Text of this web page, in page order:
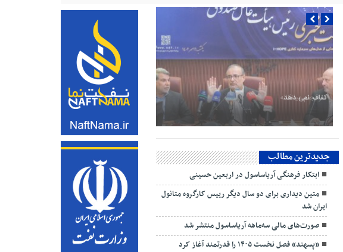
سرانجام میانکاله
جدیدترین مطالب
ابتکار فرهنگی آریاساسول در اربعین حسینی
متین دیداری برای دو سال دیگر رییس کارگروه متانول
ایران شد
صورت‌های مالی سه‌ماهه آریاساسول منتشر شد
«پسهند» فصل نخست ۱۴۰۵ را قدرتمند آغاز کرد